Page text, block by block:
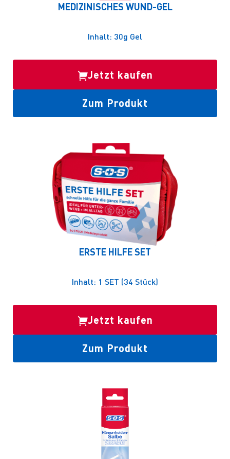
MEDIZINISCHES WUND-GEL
Inhalt: 30g Gel
Jetzt kaufen
Zum Produkt
ERSTE HILFE SET
Inhalt: 1 SET (34 Stück)
Jetzt kaufen
Zum Produkt